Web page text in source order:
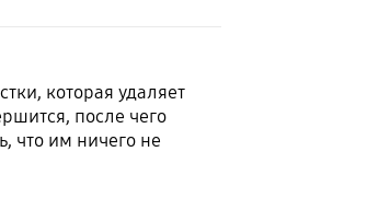
которая удаляет
после чего
что им ничего не